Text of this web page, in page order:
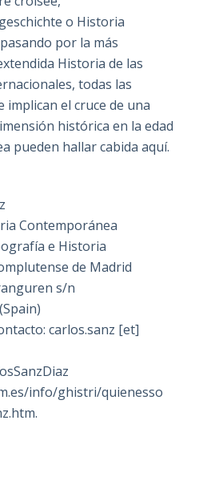
o Historia
por la más
Historia de las
todas las
implican el cruce de una
histórica en la edad
pueden hallar cabida aquí.
Contemporánea
e Historia
de Madrid
s/n
carlos.sanz [et]
info/ghistri/quienesso